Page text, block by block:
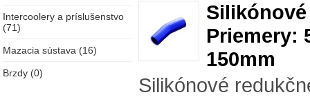
Intercoolery a príslušenstvo
(71)
Mazacia sústava (16)
Brzdy (0)
Priemery:
150mm
Silikónové